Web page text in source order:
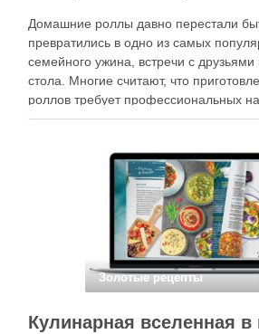
Домашние роллы давно перестали
превратились в одно из самых
семейного ужина, встречи с друзьями
стола. Многие считают, что
роллов требует профессиональных
специального оборудования, однако
кухне. Главное — …
Золотые рецепты